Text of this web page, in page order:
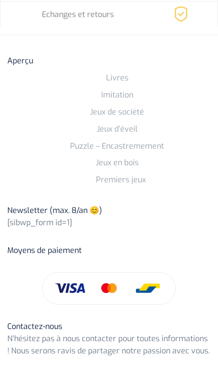
Echanges et retours
Aperçu
Livres
Imitation
Jeux de société
Jeux d’éveil
Puzzle – Encastremement
Jeux en bois
Premiers jeux
Newsletter (max. 8/an 😊)
[sibwp_form id=1]
Moyens de paiement
Contactez-nous
N’hésitez pas à nous contacter pour toutes informations
! Nous serons ravis de partager notre passion avec vous.